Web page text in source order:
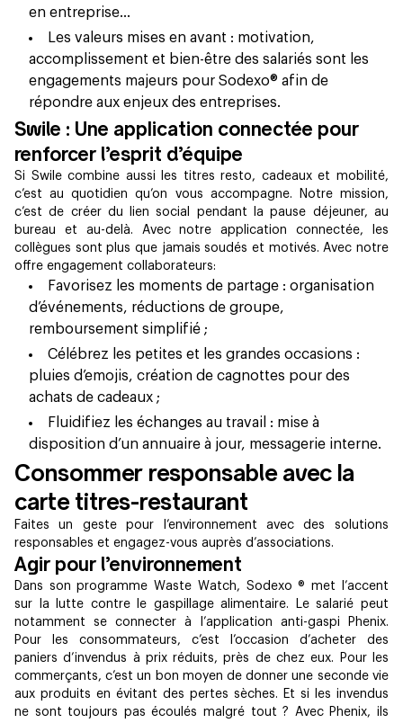
en entreprise…
Les valeurs mises en avant : motivation,
accomplissement et bien-être des salariés sont les
engagements majeurs pour Sodexo® afin de
répondre aux enjeux des entreprises.
Swile : Une application connectée pour
renforcer l’esprit d’équipe
Si Swile combine aussi les titres resto, cadeaux et mobilité,
c’est au quotidien qu’on vous accompagne. Notre mission,
c’est de créer du lien social pendant la pause déjeuner, au
bureau et au-delà. Avec notre application connectée, les
collègues sont plus que jamais soudés et motivés. Avec notre
offre engagement collaborateurs:
Favorisez les moments de partage : organisation
d’événements, réductions de groupe,
remboursement simplifié ;
Célébrez les petites et les grandes occasions :
pluies d’emojis, création de cagnottes pour des
achats de cadeaux ;
Fluidifiez les échanges au travail : mise à
disposition d’un annuaire à jour, messagerie interne.
Consommer responsable avec la
carte titres-restaurant
Faites un geste pour l’environnement avec des solutions
responsables et engagez-vous auprès d’associations.
Agir pour l’environnement
Dans son programme Waste Watch, Sodexo ® met l’accent
sur la lutte contre le gaspillage alimentaire. Le salarié peut
notamment se connecter à l’application anti-gaspi Phenix.
Pour les consommateurs, c’est l’occasion d’acheter des
paniers d’invendus à prix réduits, près de chez eux. Pour les
commerçants, c’est un bon moyen de donner une seconde vie
aux produits en évitant des pertes sèches. Et si les invendus
ne sont toujours pas écoulés malgré tout ? Avec Phenix, ils